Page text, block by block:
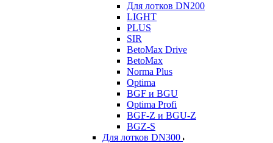
Для лотков DN200
LIGHT
PLUS
SIR
BetoMax Drive
BetoMax
Norma Plus
Optima
BGF и BGU
Optima Profi
BGF-Z и BGU-Z
BGZ-S
Для лотков DN300